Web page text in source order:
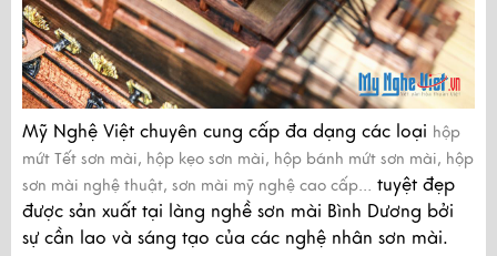
Mỹ Nghệ Việt chuyên cung cấp đa dạng các loại hộp
mứt Tết sơn mài, hộp kẹo sơn mài, hộp bánh mứt sơn mài, hộp
sơn mài nghệ thuật, sơn mài mỹ nghệ cao cấp… tuyệt đẹp
được sản xuất tại làng nghề sơn mài Bình Dương bởi
sự cần lao và sáng tạo của các nghệ nhân sơn mài.